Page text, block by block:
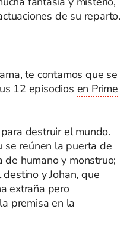
de su reparto.
te contamos que se
12 episodios en Prime
destruir el mundo.
se reúnen la puerta de
de humano y monstruo;
y Johan, que
extraña pero
premisa en la